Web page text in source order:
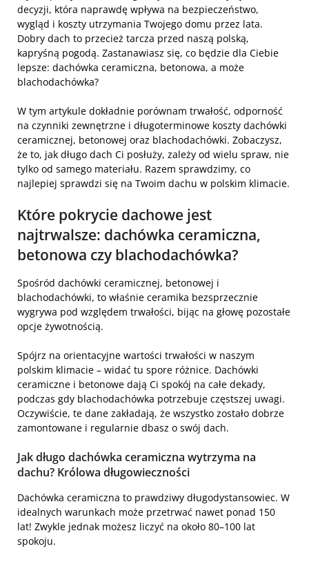
decyzji, która naprawdę wpływa na bezpieczeństwo,
wygląd i koszty utrzymania Twojego domu przez lata.
Dobry dach to przecież tarcza przed naszą polską,
kapryśną pogodą. Zastanawiasz się, co będzie dla Ciebie
lepsze: dachówka ceramiczna, betonowa, a może
blachodachówka?
W tym artykule dokładnie porównam trwałość, odporność
na czynniki zewnętrzne i długoterminowe koszty dachówki
ceramicznej, betonowej oraz blachodachówki. Zobaczysz,
że to, jak długo dach Ci posłuży, zależy od wielu spraw, nie
tylko od samego materiału. Razem sprawdzimy, co
najlepiej sprawdzi się na Twoim dachu w polskim klimacie.
Które pokrycie dachowe jest
najtrwalsze: dachówka ceramiczna,
betonowa czy blachodachówka?
Spośród dachówki ceramicznej, betonowej i
blachodachówki, to właśnie ceramika bezsprzecznie
wygrywa pod względem trwałości, bijąc na głowę pozostałe
opcje żywotnością.
Spójrz na orientacyjne wartości trwałości w naszym
polskim klimacie – widać tu spore różnice. Dachówki
ceramiczne i betonowe dają Ci spokój na całe dekady,
podczas gdy blachodachówka potrzebuje częstszej uwagi.
Oczywiście, te dane zakładają, że wszystko zostało dobrze
zamontowane i regularnie dbasz o swój dach.
Jak długo dachówka ceramiczna wytrzyma na
dachu? Królowa długowieczności
Dachówka ceramiczna to prawdziwy długodystansowiec. W
idealnych warunkach może przetrwać nawet ponad 150
lat! Zwykle jednak możesz liczyć na około 80–100 lat
spokoju.